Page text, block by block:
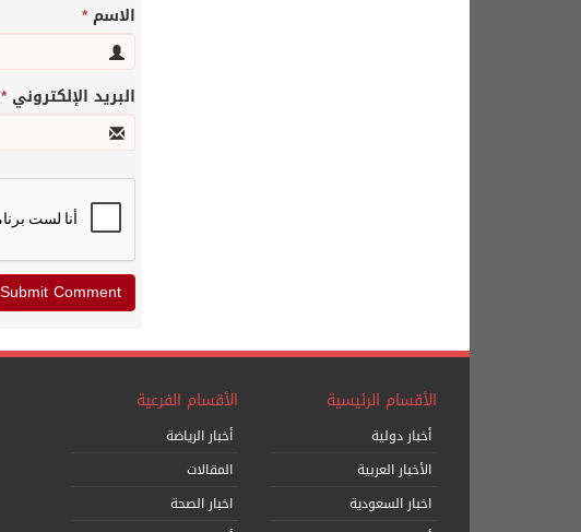
الاسم*
البريد الإلكتروني*
الأقسام الرئيسية
أخبار دولية
الأخبار العربية
اخبار السعودية
الأقسام الفرعية
أخبار الرياضة
المقالات
اخبار الصحة